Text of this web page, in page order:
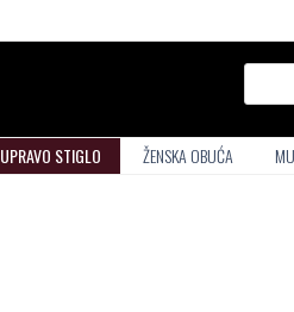
UPRAVO STIGLO ŽENSKA OBUĆA